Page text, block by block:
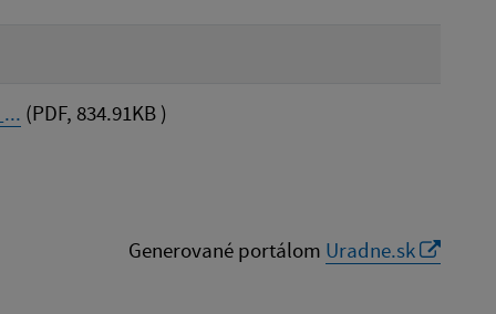
(PDF, 834.91KB )
Generované portálom Uradne.sk